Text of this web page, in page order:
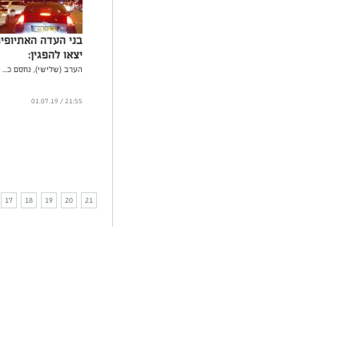
בני העדה
יצאו להפגין:
הערב (שלישי), נחסם כ...
21:55 / 01.07.19
17 18 19 20
21